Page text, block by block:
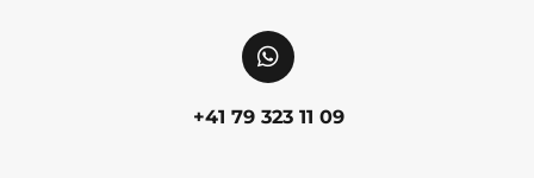
+41 79 323 11 09